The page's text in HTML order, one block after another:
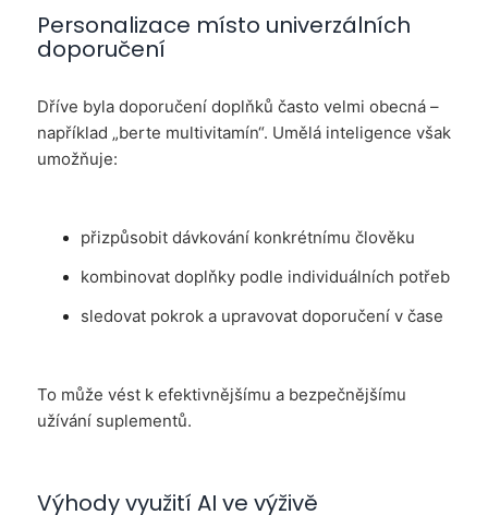
Personalizace místo univerzálních
doporučení
Dříve byla doporučení doplňků často velmi obecná –
například „berte multivitamín“. Umělá inteligence však
umožňuje:
přizpůsobit dávkování konkrétnímu člověku
kombinovat doplňky podle individuálních potřeb
sledovat pokrok a upravovat doporučení v čase
To může vést k efektivnějšímu a bezpečnějšímu
užívání suplementů.
Výhody využití AI ve výživě